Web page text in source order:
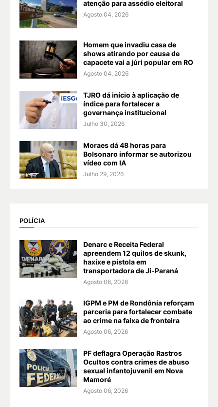
atenção para assédio eleitoral
Agosto 04, 2026
Homem que invadiu casa de
shows atirando por causa de
capacete vai a júri popular em RO
Agosto 04, 2026
TJRO dá início à aplicação de
índice para fortalecer a
governança institucional
Julho 30, 2026
Moraes dá 48 horas para
Bolsonaro informar se autorizou
vídeo com IA
Julho 29, 2026
POLÍCIA
Denarc e Receita Federal
apreendem 12 quilos de skunk,
haxixe e pistola em
transportadora de Ji-Paraná
Agosto 06, 2026
IGPM e PM de Rondônia reforçam
parceria para fortalecer combate
ao crime na faixa de fronteira
Agosto 06, 2026
PF deflagra Operação Rastros
Ocultos contra crimes de abuso
sexual infantojuvenil em Nova
Mamoré
Agosto 06, 2026